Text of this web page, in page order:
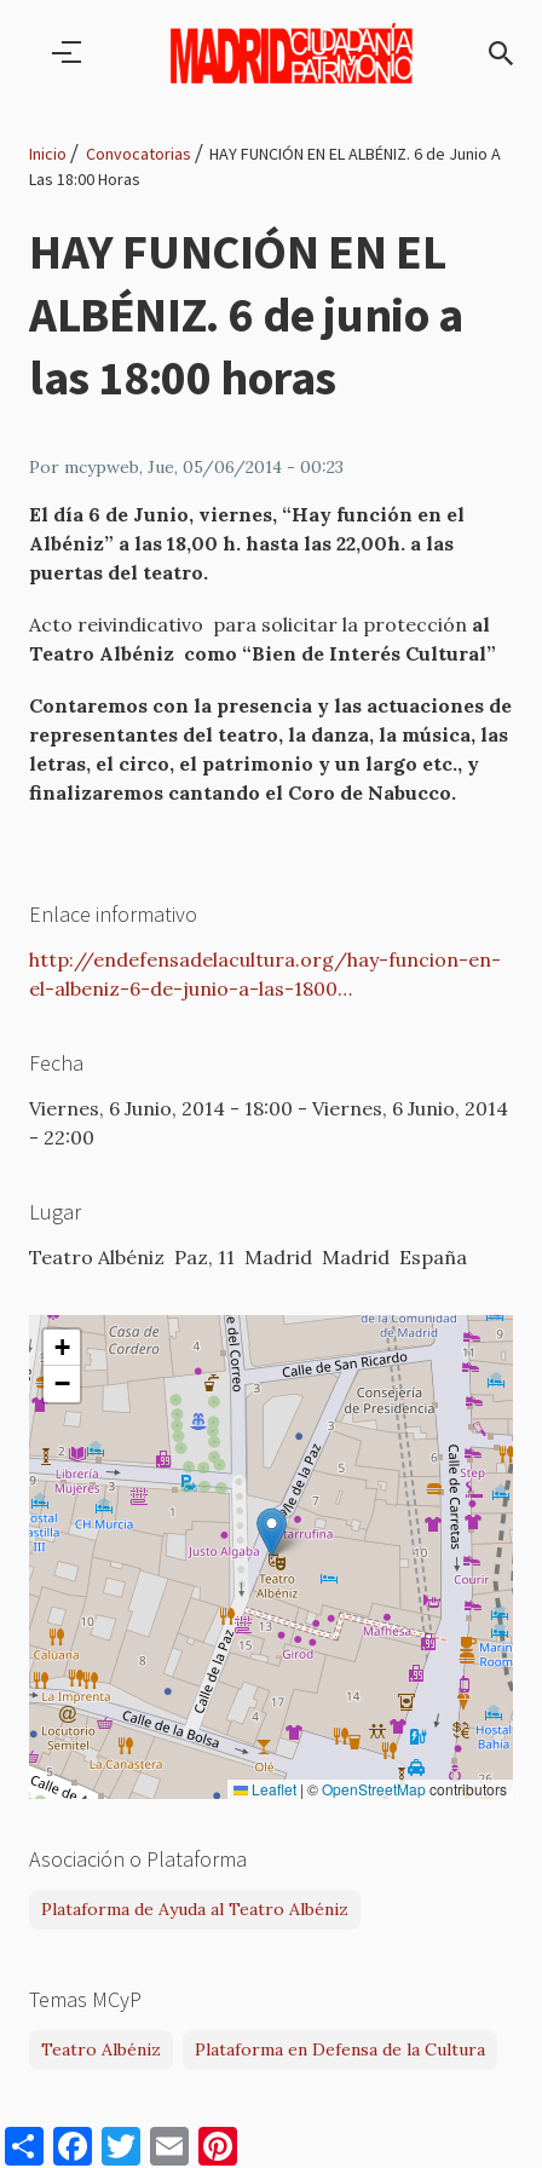
de
navegación
Inicio Convocatorias
HAY FUNCIÓN EN EL ALBÉNIZ. 6 de Junio A
Las 18:00 Horas
HAY FUNCIÓN EN EL
ALBÉNIZ. 6 de junio a
las 18:00 horas
Por mcypweb, Jue, 05/06/2014 - 00:23
El día 6 de Junio, viernes, “Hay función en el
Albéniz” a las 18,00 h. hasta las 22,00h. a las
puertas del teatro.
Acto reivindicativo para solicitar la protección al
Teatro Albéniz como “Bien de Interés Cultural”
Contaremos con la presencia y las actuaciones de
representantes del teatro, la danza, la música, las
letras, el circo, el patrimonio y un largo etc., y
finalizaremos cantando el Coro de Nabucco.
Enlace informativo
http://endefensadelacultura.org/hay-funcion-en-
el-albeniz-6-de-junio-a-las-1800…
Fecha
Viernes, 6 Junio, 2014 - 18:00 - Viernes, 6 Junio, 2014
- 22:00
Lugar
Teatro Albéniz Paz, 11 Madrid Madrid España
+
−
Leaflet | ©OpenStreetMapcontributors
Asociación o Plataforma
Plataforma de Ayuda al Teatro Albéniz
Temas MCyP
Teatro Albéniz Plataforma en Defensa de la Cultura
S F T E